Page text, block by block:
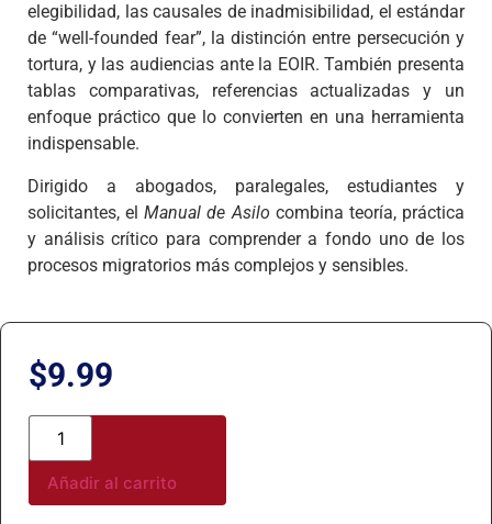
elegibilidad, las causales de inadmisibilidad, el estándar
de “well-founded fear”, la distinción entre persecución y
tortura, y las audiencias ante la EOIR. También presenta
tablas comparativas, referencias actualizadas y un
enfoque práctico que lo convierten en una herramienta
indispensable.
Dirigido a abogados, paralegales, estudiantes y
solicitantes, elManual de Asilo combina teoría, práctica
y análisis crítico para comprender a fondo uno de los
procesos migratorios más complejos y sensibles.
$9.99
Añadir al carrito